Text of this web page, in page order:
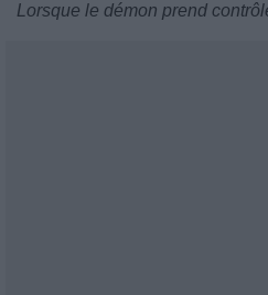
Lorsque le démon prend